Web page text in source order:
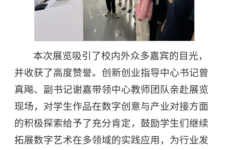
本次展览吸引了校内外众多嘉宾的目光，
并收获了高度赞誉。创新创业指导中心书记曾
真飚、副书记谢嘉带领中心教师团队亲赴展览
现场，对学生作品在数字创意与产业对接方面
的积极探索给予了充分肯定，鼓励学生们继续
拓展数字艺术在多领域的实践应用，为行业发